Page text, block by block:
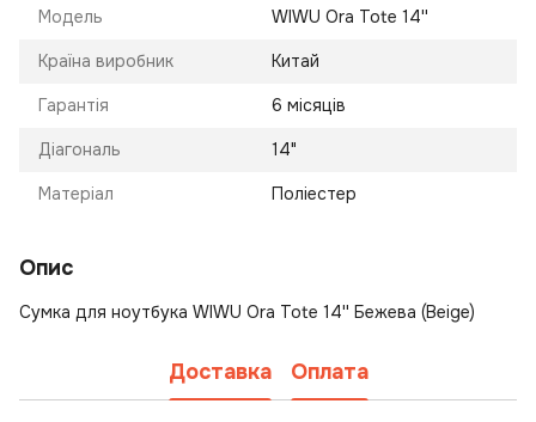
Модель WIWU Ora Tote 14''
Країна виробник Китай
Гарантія 6 місяців
Діагональ 14"
Матеріал Поліестер
Опис
Сумка для ноутбука WIWU Ora Tote 14'' Бежева (Beige)
Доставка Оплата